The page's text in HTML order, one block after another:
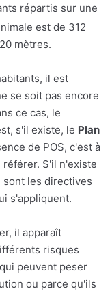
répartis sur une
est de 312
mètres.
il est
se soit pas encore
ce cas, le
s'il existe, le Plan
de POS, c'est à
référer. S'il n'existe
sont les directives
s'appliquent.
il apparaît
risques
peuvent peser
ou parce qu'ils